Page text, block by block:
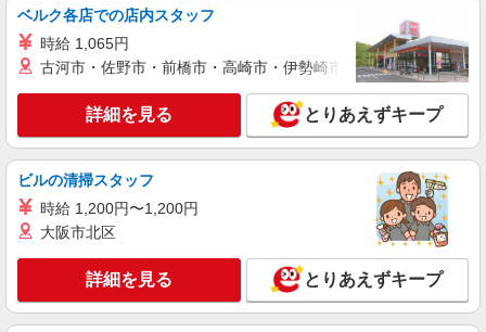
■サミットストア 新座片山店 埼玉県新座市
詳細を見る
アルバイト
いなげや 新座東店
食品スーパースタッフ（生鮮夜間業務）
大学・専門学生／時給1141円〜 高校生／時給
埼玉県新座市東3-1-1
キープ 詳細を見る
ベルク各店での店内スタッフ
時給 1,065円
古河市・佐野市・前橋市・高崎市・伊勢崎市・太田市・館林市
詳細を見る とりあえずキープ
ビルの清掃スタッフ
時給 1,200円〜1,200円
大阪市北区
詳細を見る とりあえずキープ